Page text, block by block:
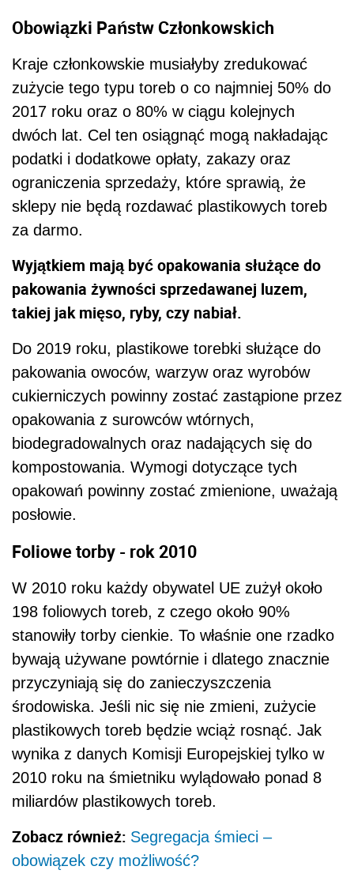
Obowiązki Państw Członkowskich
Kraje członkowskie musiałyby zredukować
zużycie tego typu toreb o co najmniej 50% do
2017 roku oraz o 80% w ciągu kolejnych
dwóch lat. Cel ten osiągnąć mogą nakładając
podatki i dodatkowe opłaty, zakazy oraz
ograniczenia sprzedaży, które sprawią, że
sklepy nie będą rozdawać plastikowych toreb
za darmo.
Wyjątkiem mają być opakowania służące do
pakowania żywności sprzedawanej luzem,
takiej jak mięso, ryby, czy nabiał.
Do 2019 roku, plastikowe torebki służące do
pakowania owoców, warzyw oraz wyrobów
cukierniczych powinny zostać zastąpione przez
opakowania z surowców wtórnych,
biodegradowalnych oraz nadających się do
kompostowania. Wymogi dotyczące tych
opakowań powinny zostać zmienione, uważają
posłowie.
Foliowe torby - rok 2010
W 2010 roku każdy obywatel UE zużył około
198 foliowych toreb, z czego około 90%
stanowiły torby cienkie. To właśnie one rzadko
bywają używane powtórnie i dlatego znacznie
przyczyniają się do zanieczyszczenia
środowiska. Jeśli nic się nie zmieni, zużycie
plastikowych toreb będzie wciąż rosnąć. Jak
wynika z danych Komisji Europejskiej tylko w
2010 roku na śmietniku wylądowało ponad 8
miliardów plastikowych toreb.
Zobacz również: Segregacja śmieci –
obowiązek czy możliwość?